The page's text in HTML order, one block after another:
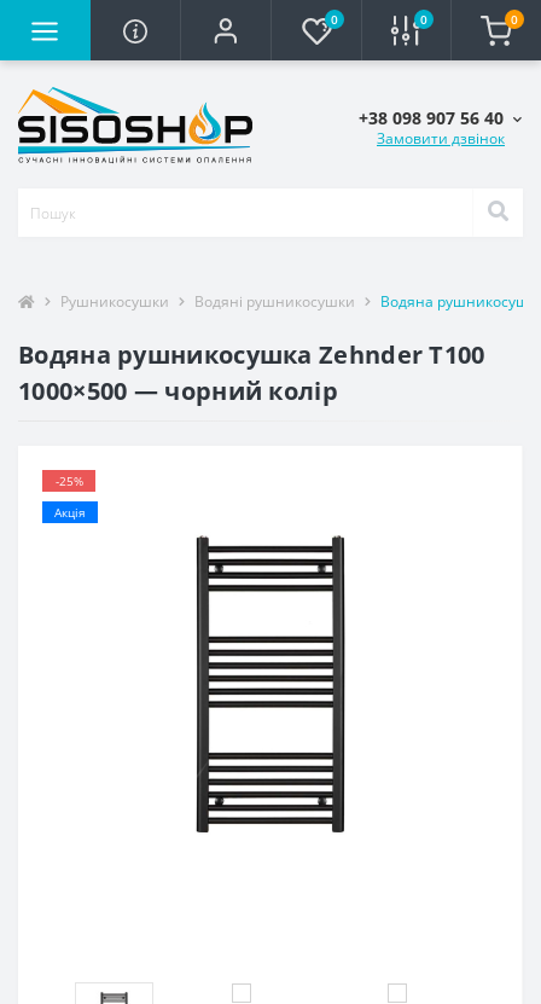
0 0 0
+38 098 907 56 40
Замовити дзвінок
Рушникосушки Водяні рушникосушки Водяна
Водяна рушникосушка Zehnder T100
1000×500 — чорний колір
-25%
Акція